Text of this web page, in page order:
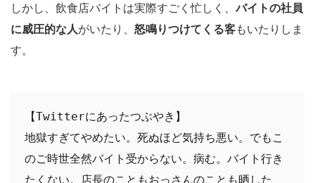
しかし、飲食店バイトは実際すごく忙しく、バイトの社員
に威圧的な人がいたり、 怒鳴りつけてくる客もいたりしま
す。
【Twitterにあったつぶやき】
地獄すぎてやめたい。死ぬほど気持ち悪い。でもこ
のご時世全然バイト受からない。病む。バイト行き
たくない。店長のこともおっさんのことも晒した